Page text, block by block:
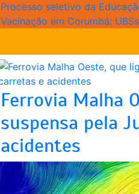
Processo seletivo da
Vacinação em Corumbá:
Ferrovia Malha
suspensa pela
acidentes